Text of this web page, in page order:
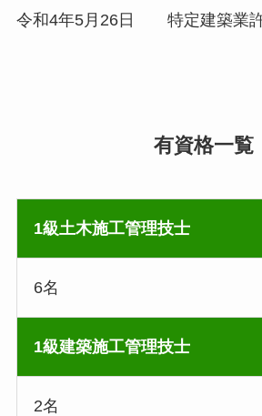
令和4年5月26日 特定建築業
有資格一覧
1級土木施工管理技士
6名
1級建築施工管理技士
2名